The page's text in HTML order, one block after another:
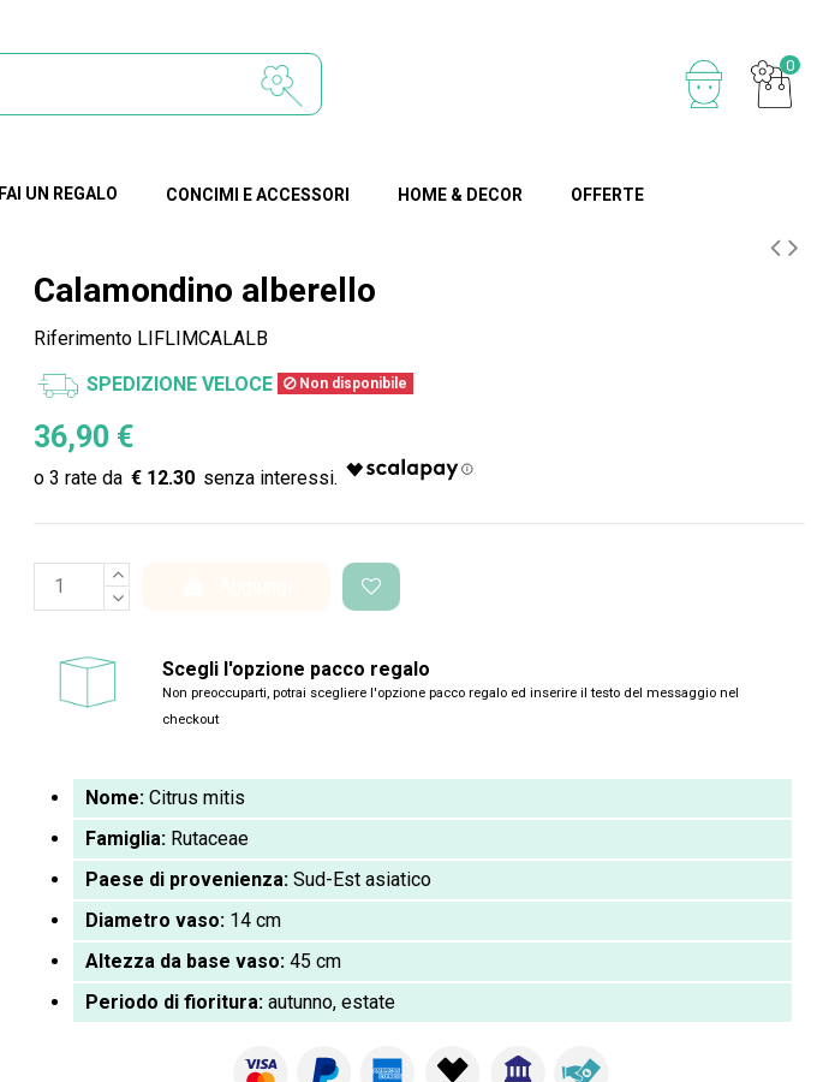
0
FAI UN REGALO CONCIMI E ACCESSORI HOME & DECOR OFFERTE
Calamondino alberello
Riferimento LIFLIMCALALB
SPEDIZIONE VELOCE Non disponibile
36,90 €
€ 12.30
Scegli l'opzione pacco regalo
Non preoccuparti, potrai scegliere l'opzione pacco regalo ed inserire il testo del messaggio nel
checkout
Nome: Citrus mitis
Famiglia: Rutaceae
Paese di provenienza: Sud-Est asiatico
Diametro vaso: 14 cm
Altezza da base vaso: 45 cm
Periodo di fioritura: autunno, estate